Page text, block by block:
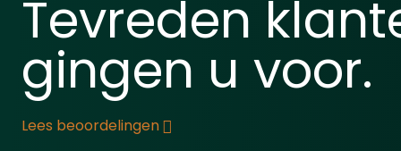
de capsule, waardoor u
direct klaar bent om te
schieten zonder CO2-verlies
tijdens opslag.Het semi-
automatische systeem met
een intern 6-schots
magazijn stelt u in staat om
Tevreden
gingen u voor.
Lees beoordelingen